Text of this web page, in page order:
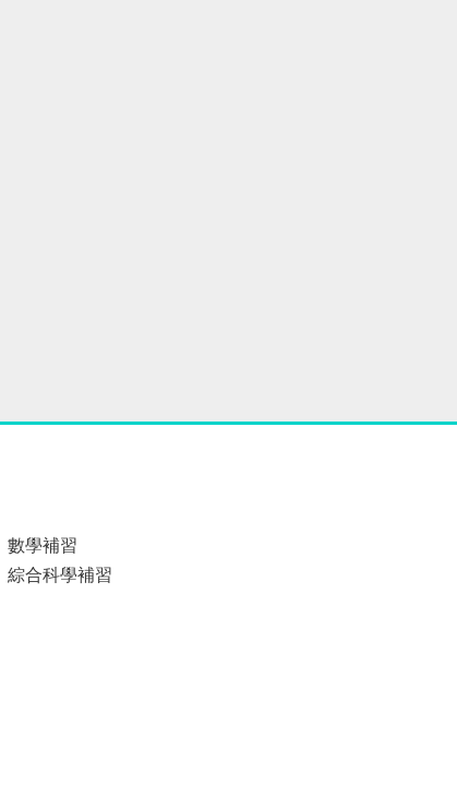
數學補習
綜合科學補習